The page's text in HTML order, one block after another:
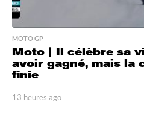
MOTO GP
Moto | Il célèbre sa
avoir gagné, mais la
finie
13 heures ago